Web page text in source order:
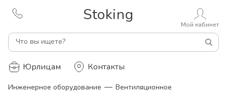
Stoking
Что вы ищете?
Мой кабинет
Юрлицам Контакты
Инженерное оборудование — Вентиляционное